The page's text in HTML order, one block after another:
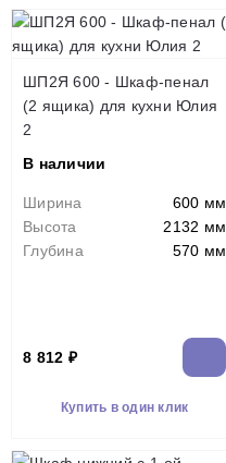
ШП2Я 600 - Шкаф-пенал
(2 ящика) для кухни Юлия
2
В наличии
Ширина
600 мм
Высота
2132 мм
Глубина
570 мм
8 812 ₽
Купить в один клик